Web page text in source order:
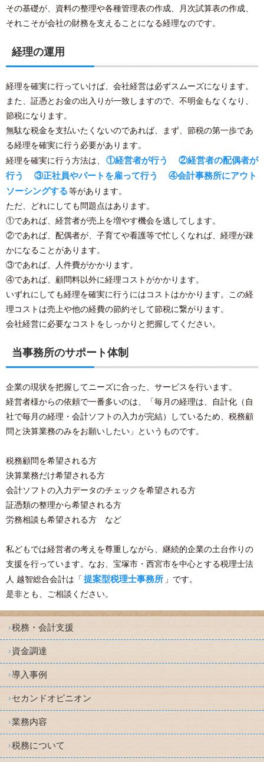
その基礎が、資料の整理や各種管理表の作成、月次試算表の作成、
それこそが会社の財務を支えることになる経理なのです。
経理の運用
経理を確実に行っていけば、会社経営は必ずスムーズになります。
また、証憑とお金の出入りが一致しますので、不明金もなくなり、
節税になります。
無駄な税金を支払いたくないのであれば、まず、節税の第一歩であ
る経理を確実に行う必要があります。
経理を確実に行う方法は、
①経営者が行う
②経営者の配偶者が
行う
③正社員やパートを雇って行う
④会計事務所にアウト
ソーシングする等があります。
ただ、どれにしても問題点はあります。
①であれば、経営者が売上を増やす機会を逃してします。
②であれば、配偶者が、子育てや看護等で忙しくなれば、経理が疎
かになることがあります。
③であれば、人件費がかかります。
④であれば、顧問料以外に経理コストがかかります。
いずれにしても経理を確実に行うにはコストはかかります。この経
理コストは売上や他の経費の節約そして節税に繋がります。
会社経営に必要なコストをしっかりと把握してください。
当事務所のサポート体制
企業の現状を把握してニーズに合った、サービスを行います。
経営者様からの依頼で一番多いのは、「毎月の経理は、自計化（自
社で毎月の経理・会計ソフトの入力が完結）しているため、税務顧
問と決算業務のみをお願いしたい」というものです。
税務顧問を希望される方
決算業務だけ希望される方
会計ソフトの入力データのチェックを希望される方
証憑類の整理から希望される方
労務相談も希望される方 など
私どもでは経営者の考えを尊重しながら、継続的企業の土台作りの
支援を行っています。なお、宝塚市・西宮市を中心とする税理士法
人 越智総合会計は「 提案型税理士事務所 」です。
是非とも、ご相談ください。
税務・会計支援
資金調達
導入事例
セカンドオピニオン
業務内容
税務について